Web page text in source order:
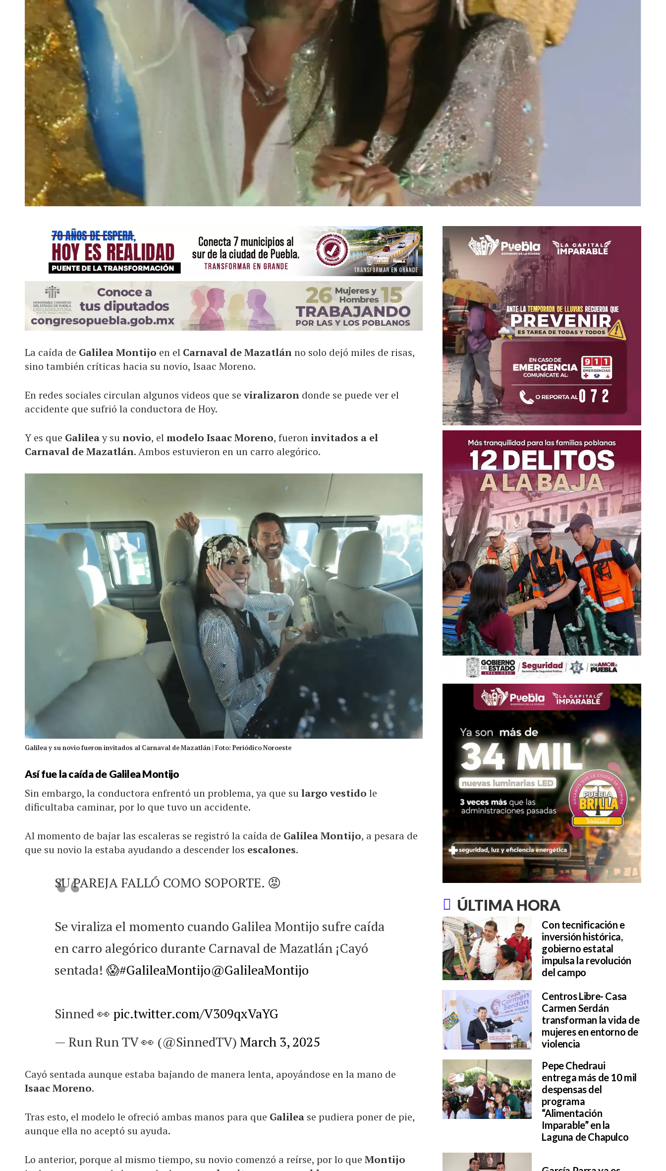
La caída de Galilea Montijo en el Carnaval de Mazatlánno solo dejó miles de risas,
sino también críticas hacia su novio, Isaac Moreno.
En redes sociales circulan algunos videos que seviralizaron donde se puede ver el
accidente que sufrió la conductora de Hoy.
Y es que Galileay sunovio, elmodelo Isaac Moreno, fueron invitados a el
Carnaval de Mazatlán. Ambos estuvieron en un carro alegórico.
Galilea y su novio fueron invitados al Carnaval de Mazatlán | Foto: Periódico Noroeste
Así fue la caída de Galilea Montijo
Sin embargo, la conductora enfrentó un problema, ya que sulargo vestido le
dificultaba caminar, por lo que tuvo un accidente.
Al momento de bajar las escaleras se registró la caída de Galilea Montijo, a pesara de
que su novio la estaba ayudando a descender los escalones.
SU PAREJA FALLÓ COMO SOPORTE. 😡
Se viraliza el momento cuando Galilea Montijo sufre caída
en carro alegórico durante Carnaval de Mazatlán ¡Cayó
sentada! 😱#GalileaMontijo@GalileaMontijo
Sinned 👀 pic.twitter.com/V309qxVaYG
— Run Run TV 👀 (@SinnedTV) March 3, 2025
Cayó sentada aunque estaba bajando de manera lenta, apoyándose en la mano de
Isaac Moreno.
Tras esto, el modelo le ofreció ambas manos para que Galilea se pudiera poner de pie,
aunque ella no aceptó su ayuda.
Lo anterior, porque al mismo tiempo, su novio comenzó a reírse, por lo que Montijo
ÚLTIMA HORA
Con tecnificación e
inversión histórica,
gobierno estatal
impulsa la revolución
del campo
Centros Libre- Casa
Carmen Serdán
transforman la vida de
mujeres en entorno de
violencia
Pepe Chedraui
entrega más de 10 mil
despensas del
programa
“Alimentación
Imparable” en la
Laguna de Chapulco